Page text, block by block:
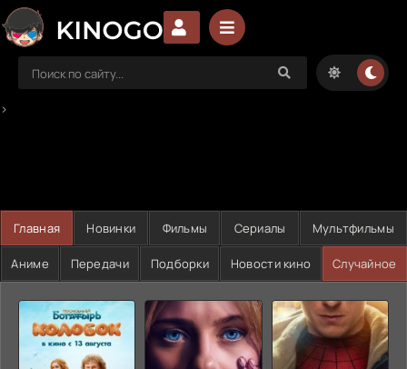
>
Главная Новинки Фильмы Сериалы Мультфильмы
Аниме Передачи Подборки Новости кино Случайное